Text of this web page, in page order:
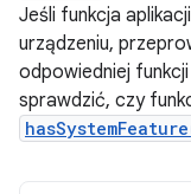
Jeśli funkcja
urządzeniu,
odpowiedniej
sprawdzić, czy